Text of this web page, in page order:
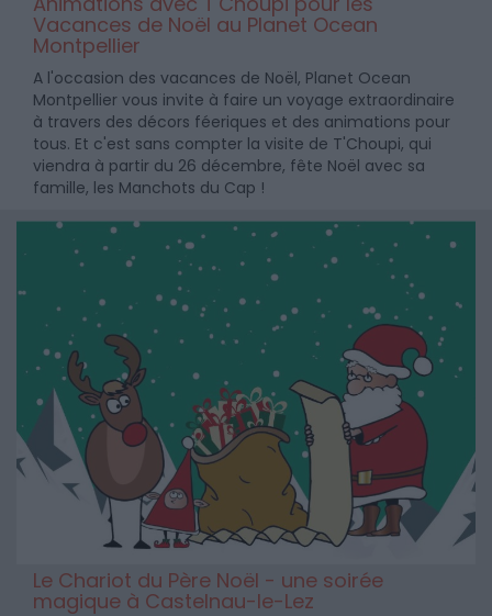
Vacances de Noël au Planet Ocean
Montpellier
A l'occasion des vacances de Noël, Planet Ocean
Montpellier vous invite à faire un voyage extraordinaire
à travers des décors féeriques et des animations pour
tous. Et c'est sans compter la visite de T'Choupi, qui
viendra à partir du 26 décembre, fête Noël avec sa
famille, les Manchots du Cap !
Le Chariot du Père Noël - une soirée
magique à Castelnau-le-Lez